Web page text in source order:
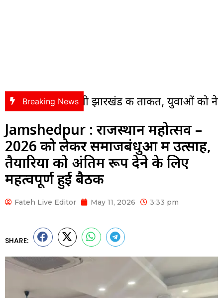
Breaking News
बनेगी झारखंड की ताकत, युवाओं को नेतृत्व देगा
Jamshedpur : राजस्थान महोत्सव –
2026 को लेकर समाजबंधुओं में उत्साह,
तैयारियों को अंतिम रूप देने के लिए
महत्वपूर्ण हुई बैठक
Fateh Live Editor May 11, 2026 3:33 pm
SHARE: